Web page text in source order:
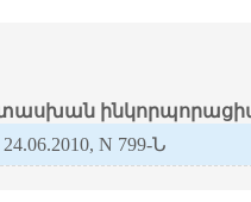
24.06.2010, N 799-Ն